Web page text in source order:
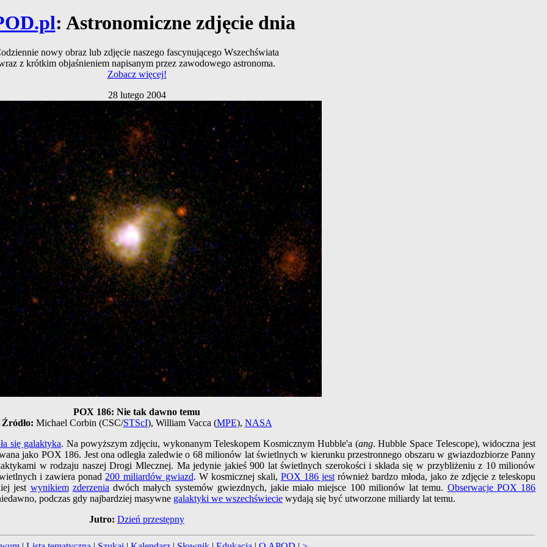
: Astronomiczne zdjęcie dnia
nowy obraz lub zdjęcie naszego fascynującego Wszechświata
z krótkim objaśnieniem napisanym przez zawodowego astronoma.
Zobacz więcej!
28 lutego 2004
POX 186: Nie tak dawno temu
Źródło: Michael Corbin (CSC/STScI), William Vacca (MPE), NASA
się galaktyka. Na powyższym zdjęciu, wykonanym Teleskopem Kosmicznym Hubble'a (ang. Hubble Space Telescope), widoczna jest
jako POX 186. Jest ona odległa zaledwie o 68 milionów lat świetlnych w kierunku przestronnego obszaru w gwiazdozbiorze Panny
w rodzaju naszej Drogi Mlecznej. Ma jedynie jakieś 900 lat świetlnych szerokości i składa się w przybliżeniu z 10 milionów
i zawiera ponad 200 miliardów gwiazd. W kosmicznej skali, POX 186 jestrównież bardzo młoda, jako że zdjęcie z teleskopu
jest wynikiem zderzenia dwóch małych systemów gwiezdnych, jakie miało miejsce 100 milionów lat temu. Obserwacje POX 186
podczas gdy najbardziej masywne galaktyki we wszechświeciewydają się być utworzone miliardy lat temu.
Jutro: Dzień przestępny